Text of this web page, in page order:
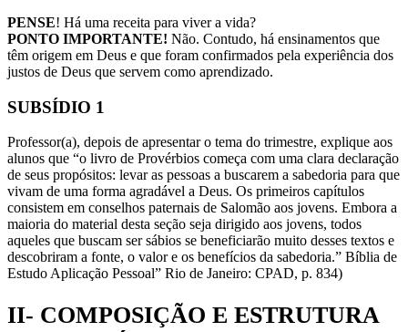
PENSE! Há uma receita para viver a vida?
PONTO IMPORTANTE! Não. Contudo, há ensinamentos que
têm origem em Deus e que foram confirmados pela experiência dos
justos de Deus que servem como aprendizado.
SUBSÍDIO 1
Professor(a), depois de apresentar o tema do trimestre, explique aos
alunos que “o livro de Provérbios começa com uma clara declaração
de seus propósitos: levar as pessoas a buscarem a sabedoria para que
vivam de uma forma agradável a Deus. Os primeiros capítulos
consistem em conselhos paternais de Salomão aos jovens. Embora a
maioria do material desta seção seja dirigido aos jovens, todos
aqueles que buscam ser sábios se beneficiarão muito desses textos e
descobriram a fonte, o valor e os benefícios da sabedoria.” Bíblia de
Estudo Aplicação Pessoal” Rio de Janeiro: CPAD, p. 834)
II- COMPOSIÇÃO E ESTRUTURA